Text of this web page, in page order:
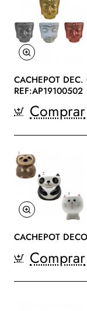
CACHEPOT
REF:AP19100502
Comprar
CACHEPOT
Comprar